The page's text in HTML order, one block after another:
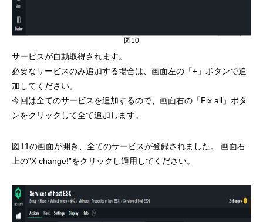
図10
サービスが自動取得されます。
必要なサービスのみ追加する場合は、画面左の「+」ボタンで追
加してください。
今回は全てのサービスを追加するので、画面右の「Fix all」ボタ
ンをクリックして全て追加します。
図11の画面が開き、全てのサービスが登録されました。 画面右
上の”X change!”をクリックし適用してください。